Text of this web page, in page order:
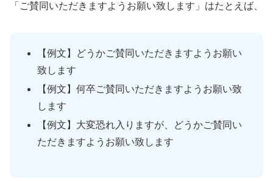
「ご賛同いただきますようお願い致します」はたとえば、
【例文】どうかご賛同いただきますようお願い
致します
【例文】何卒ご賛同いただきますようお願い致
します
【例文】大変恐れ入りますが、どうかご賛同い
ただきますようお願い致します